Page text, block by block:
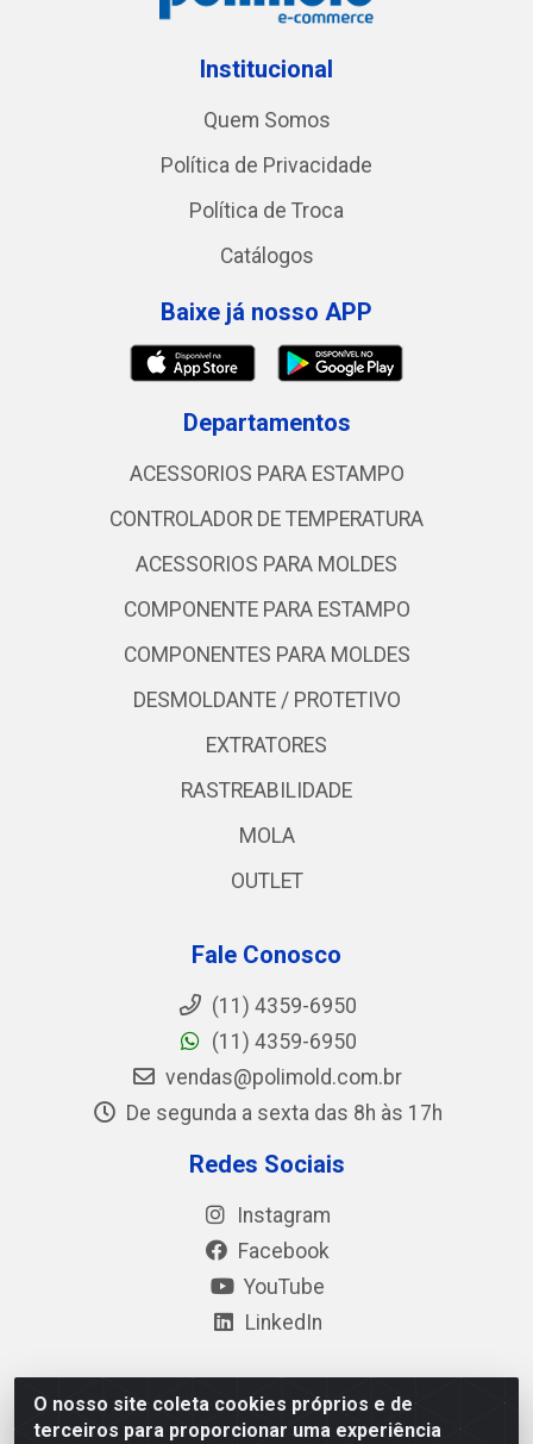
O nosso site coleta cookies próprios e de
terceiros para proporcionar uma experiência
Institucional
Quem Somos
Política de Privacidade
Política de Troca
Catálogos
Baixe já nosso APP
Departamentos
ACESSORIOS PARA ESTAMPO
CONTROLADOR DE TEMPERATURA
ACESSORIOS PARA MOLDES
COMPONENTE PARA ESTAMPO
COMPONENTES PARA MOLDES
DESMOLDANTE / PROTETIVO
EXTRATORES
RASTREABILIDADE
MOLA
OUTLET
Fale Conosco
(11) 4359-6950
(11) 4359-6950
vendas@polimold.com.br
De segunda a sexta das 8h às 17h
Redes Sociais
Instagram
Facebook
YouTube
LinkedIn
Polimold Industrial Ltda - Estrada dos Casa, 4585 – São